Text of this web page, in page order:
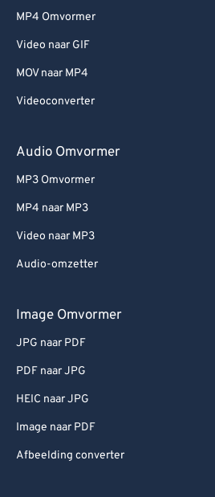
MP4 Omvormer
Video naar GIF
MOV naar MP4
Videoconverter
Audio Omvormer
MP3 Omvormer
MP4 naar MP3
Video naar MP3
Audio-omzetter
Image Omvormer
JPG naar PDF
PDF naar JPG
HEIC naar JPG
Image naar PDF
Afbeelding converter